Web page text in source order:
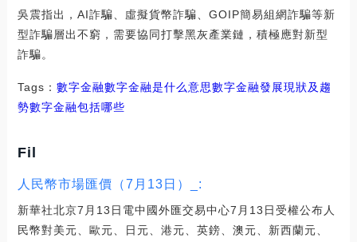
吳震指出，AI詐騙、虛擬貨幣詐騙、GOIP簡易組網詐騙等新
型詐騙層出不窮，需要協同打擊黑灰產業鏈，積極應對新型
詐騙。
Tags： 數字金融數字金融是什么意思數字金融發展現狀及趨
勢數字金融包括哪些
Fil
人民幣市場匯價（7月13日）_:
新華社北京7月13日電中國外匯交易中心7月13日受權公布人
民幣對美元、歐元、日元、港元、英鎊、澳元、新西蘭元、